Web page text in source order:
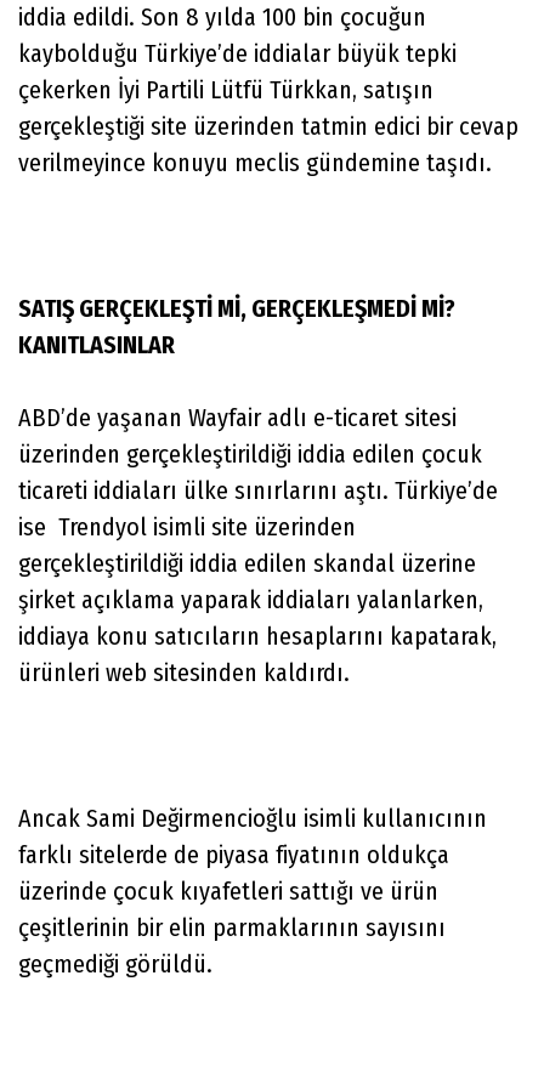
iddia edildi. Son 8 yılda 100 bin çocuğun
kaybolduğu Türkiye’de iddialar büyük tepki
çekerken İyi Partili Lütfü Türkkan, satışın
gerçekleştiği site üzerinden tatmin edici bir cevap
verilmeyince konuyu meclis gündemine taşıdı.
SATIŞ GERÇEKLEŞTİ Mİ, GERÇEKLEŞMEDİ Mİ?
KANITLASINLAR
ABD’de yaşanan Wayfair adlı e-ticaret sitesi
üzerinden gerçekleştirildiği iddia edilen çocuk
ticareti iddiaları ülke sınırlarını aştı. Türkiye’de
ise Trendyol isimli site üzerinden
gerçekleştirildiği iddia edilen skandal üzerine
şirket açıklama yaparak iddiaları yalanlarken,
iddiaya konu satıcıların hesaplarını kapatarak,
ürünleri web sitesinden kaldırdı.
Ancak Sami Değirmencioğlu isimli kullanıcının
farklı sitelerde de piyasa fiyatının oldukça
üzerinde çocuk kıyafetleri sattığı ve ürün
çeşitlerinin bir elin parmaklarının sayısını
geçmediği görüldü.